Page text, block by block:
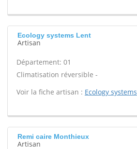
Ecology systems Lent
Artisan
Département: 01
Climatisation réversible -
Voir la fiche artisan : Ecology systems
Remi caire Monthieux
Artisan